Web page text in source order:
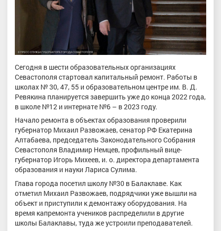
Сегодня в шести образовательных организациях
Севастополя стартовал капитальный ремонт. Работы в
школах № 30, 47, 55 и образовательном центре им. В. Д.
Ревякина планируется завершить уже до конца 2022 года,
в школе №12 и интернате №6 – в 2023 году.
Начало ремонта в объектах образования проверили
губернатор Михаил Развожаев, сенатор РФ Екатерина
Алтабаева, председатель Законодательного Собрания
Севастополя Владимир Немцев, профильный вице-
губернатор Игорь Михеев, и. о. директора департамента
образования и науки Лариса Сулима.
Глава города посетил школу №30 в Балаклаве. Как
отметил Михаил Развожаев, подрядчики уже вышли на
объект и приступили к демонтажу оборудования. На
время капремонта учеников распределили в другие
школы Балаклавы, туда же устроили преподавателей.